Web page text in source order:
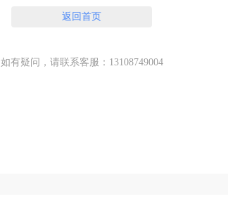
返回首页
如有疑问，请联系客服：13108749004